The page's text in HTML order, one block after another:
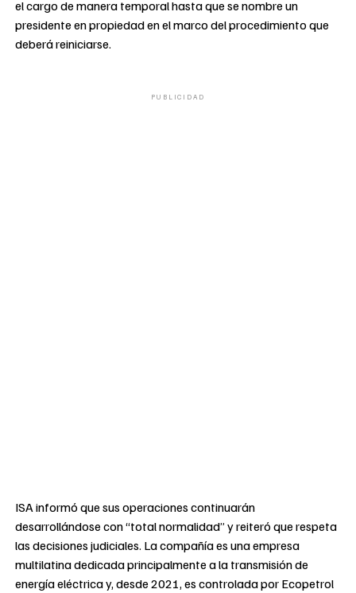
el cargo de manera temporal hasta que se nombre un
presidente en propiedad en el marco del procedimiento que
deberá reiniciarse.
PUBLICIDAD
ISA informó que sus operaciones continuarán
desarrollándose con “total normalidad” y reiteró que respeta
las decisiones judiciales. La compañía es una empresa
multilatina dedicada principalmente a la transmisión de
energía eléctrica y, desde 2021, es controlada por Ecopetrol